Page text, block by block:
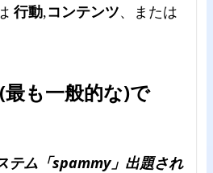
行動, コンテンツ、または
も一般的な)で
テム「spammy」出題され